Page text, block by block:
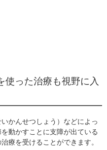
った治療も視野に入
かんせつしょう）などによっ
動かすことに支障が出ている
療を受けることができます。